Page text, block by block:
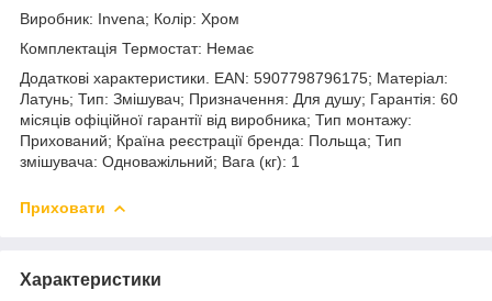
Виробник: Invena; Колір: Хром
Комплектація Термостат: Немає
Додаткові характеристики. EAN: 5907798796175; Матеріал:
Латунь; Тип: Змішувач; Призначення: Для душу; Гарантія: 60
місяців офіційної гарантії від виробника; Тип монтажу:
Прихований; Країна реєстрації бренда: Польща; Тип
змішувача: Одноважільний; Вага (кг): 1
Приховати
Характеристики